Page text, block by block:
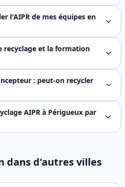
est commune sur le socle
l'AIPR de mes équipes en
à compter de la date du
recyclage et la formation
pas les compétences de
: peut-on recycler
jour réunit les trois profils sur
AIPR à Périgueux par
dans d'autres villes